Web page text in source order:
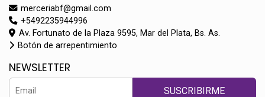
merceriabf@gmail.com
+5492235944996
Av. Fortunato de la Plaza 9595, Mar del Plata, Bs. As.
Botón de arrepentimiento
NEWSLETTER
SUSCRIBIRME